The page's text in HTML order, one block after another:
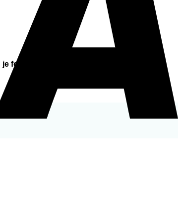
formuliran korištenjem gastrorezistentnih